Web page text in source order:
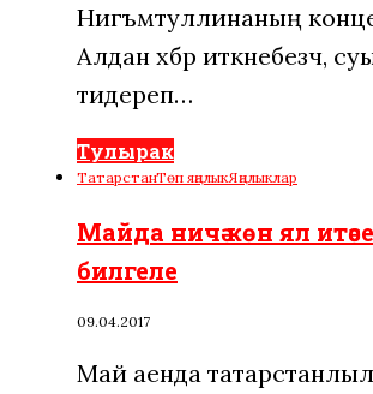
Нигъмәтуллинаның
Алдан хәбәр иткәнебезчә,
тидереп…
Тулырак
ТатарстанТөп яңалыкЯңалыклар
Майда ничә көн ял
билгеле
09.04.2017
Май аенда